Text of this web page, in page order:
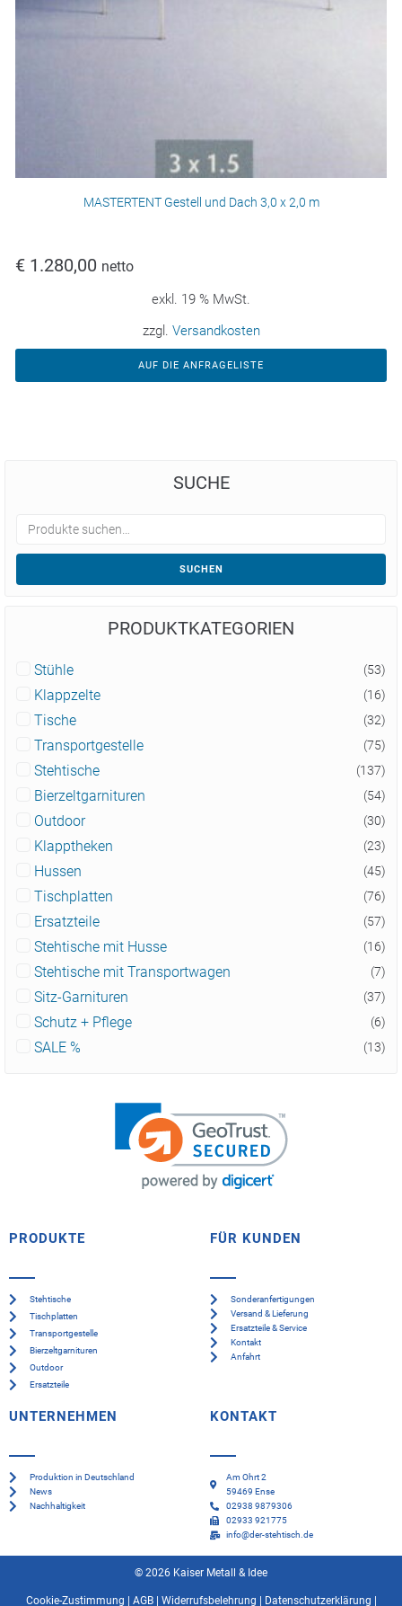
MASTERTENT Gestell und Dach 3,0 x 2,0 m
€ 1.280,00 netto
exkl. 19 % MwSt.
zzgl. Versandkosten
AUF DIE ANFRAGELISTE
SUCHE
SUCHEN
PRODUKTKATEGORIEN
Stühle (53)
Klappzelte (16)
Tische (32)
Transportgestelle (75)
Stehtische (137)
Bierzeltgarnituren (54)
Outdoor (30)
Klapptheken (23)
Hussen (45)
Tischplatten (76)
Ersatzteile (57)
Stehtische mit Husse (16)
Stehtische mit Transportwagen (7)
Sitz-Garnituren (37)
Schutz + Pflege (6)
SALE % (13)
PRODUKTE
Stehtische
Tischplatten
Transportgestelle
Bierzeltgarnituren
Outdoor
Ersatzteile
FÜR KUNDEN
Sonderanfertigungen
Versand & Lieferung
Ersatzteile & Service
Kontakt
Anfahrt
UNTERNEHMEN
Produktion in Deutschland
News
Nachhaltigkeit
KONTAKT
Am Ohrt 2
59469 Ense
02938 9879306
02933 921775
info@der-stehtisch.de
© 2026 Kaiser Metall & Idee
Cookie-Zustimmung AGB| Widerrufsbelehrung Datenschutzerklärung